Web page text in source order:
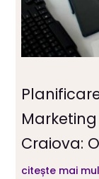
Craiova:
citește mai